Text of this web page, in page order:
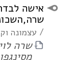
מצגת:
אישה
/ עצמונה
PDF שרה